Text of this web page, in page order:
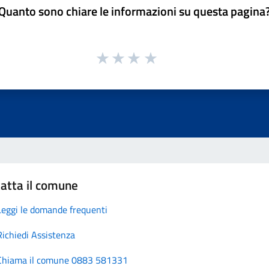
sono chiare le informazioni su questa
il comune
le domande frequenti
Assistenza
il comune 0883 581331